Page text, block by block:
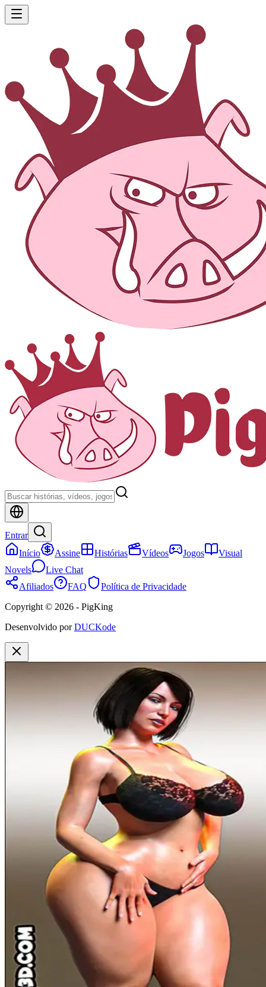
Entrar
Início
Assine Histórias Vídeos Jogos
Visual
Novels
Live Chat
Afiliados
FAQ
Política de Privacidade
Copyright © 2026 - PigKing
Desenvolvido por DUCKode